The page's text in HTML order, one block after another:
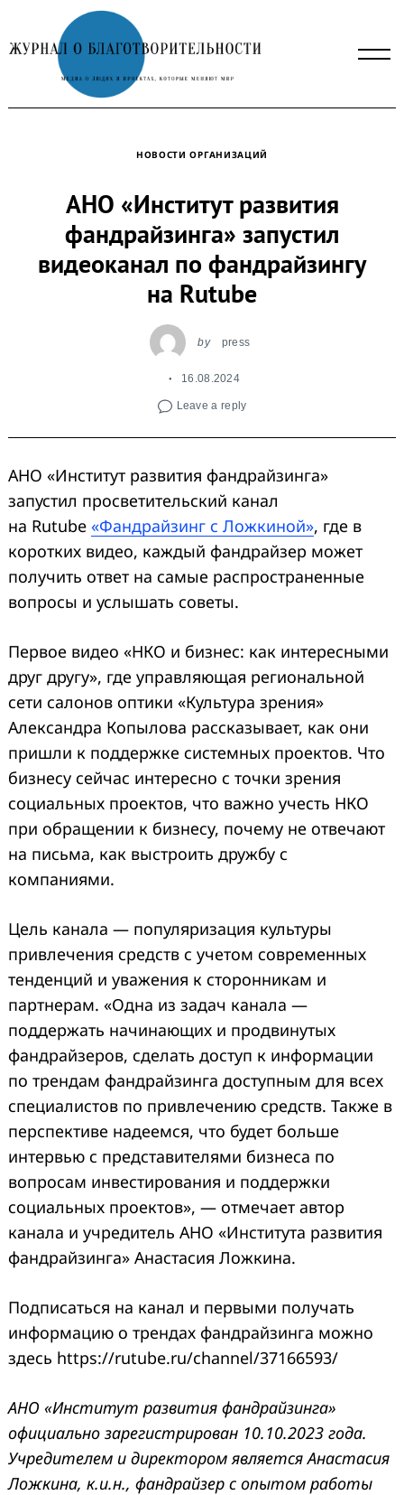
to
content
НОВОСТИ ОРГАНИЗАЦИЙ
АНО «Институт развития
фандрайзинга» запустил
видеоканал по фандрайзингу
на Rutube
by press
16.08.2024
Leave a reply
АНО «Институт развития фандрайзинга»
запустил просветительский канал
на Rutube «Фандрайзинг с Ложкиной», где в
коротких видео, каждый фандрайзер может
получить ответ на самые распространенные
вопросы и услышать советы.
Первое видео «НКО и бизнес: как интересными
друг другу», где управляющая региональной
сети салонов оптики «Культура зрения»
Александра Копылова рассказывает, как они
пришли к поддержке системных проектов. Что
бизнесу сейчас интересно с точки зрения
социальных проектов, что важно учесть НКО
при обращении к бизнесу, почему не отвечают
на письма, как выстроить дружбу с
компаниями.
Цель канала — популяризация культуры
привлечения средств с учетом современных
тенденций и уважения к сторонникам и
партнерам. «Одна из задач канала —
поддержать начинающих и продвинутых
фандрайзеров, сделать доступ к информации
по трендам фандрайзинга доступным для всех
специалистов по привлечению средств. Также в
перспективе надеемся, что будет больше
интервью с представителями бизнеса по
вопросам инвестирования и поддержки
социальных проектов», — отмечает автор
канала и учредитель АНО «Института развития
фандрайзинга» Анастасия Ложкина.
Подписаться на канал и первыми получать
информацию о трендах фандрайзинга можно
здесь https://rutube.ru/channel/37166593/
АНО «Институт развития фандрайзинга»
официально зарегистрирован 10.10.2023 года.
Учредителем и директором является Анастасия
Ложкина, к.и.н., фандрайзер с опытом работы
Search
for: